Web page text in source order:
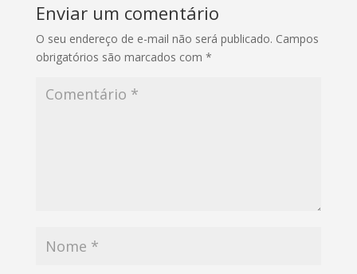
Enviar um comentário
O seu endereço de e-mail não será publicado. Campos
obrigatórios são marcados com *